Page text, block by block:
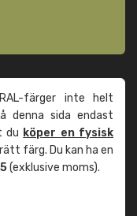
färger inte helt
denna sida endast
du köper en fysisk
färg. Du kan ha en
(exklusive moms).